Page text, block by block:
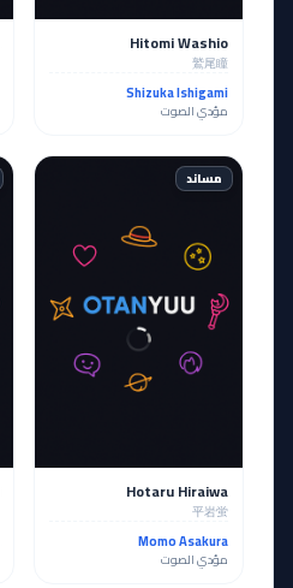
Hitomi Washio
鷲尾瞳
Shizuka Ishigami
مؤدي الصوت
مساند
Hotaru Hiraiwa
平岩蛍
Momo Asakura
مؤدي الصوت